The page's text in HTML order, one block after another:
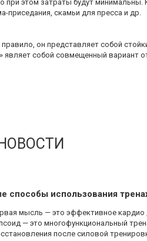
этом затраты будут
приседания, скамьи для пресса и др.
он представляет собой
собой совмещенный вариант
способы использования
мысль — это эффективное
— это многофункциональный
после силовой